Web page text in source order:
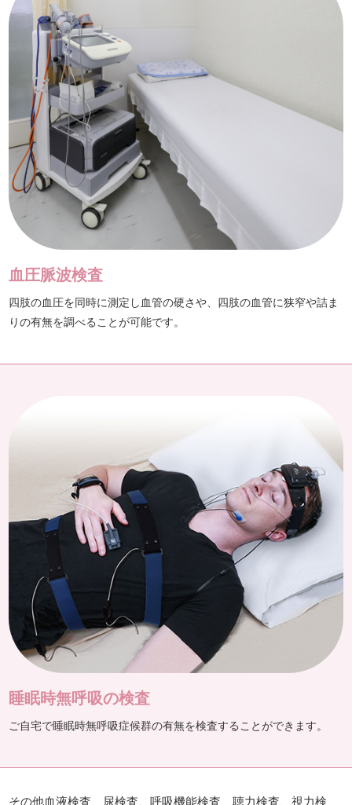
血圧脈波検査
四肢の血圧を同時に測定し血管の硬さや、四肢の血管に狭窄や詰ま
りの有無を調べることが可能です。
睡眠時無呼吸の検査
ご自宅で睡眠時無呼吸症候群の有無を検査することができます。
その他血液検査、尿検査、呼吸機能検査、聴力検査、視力検